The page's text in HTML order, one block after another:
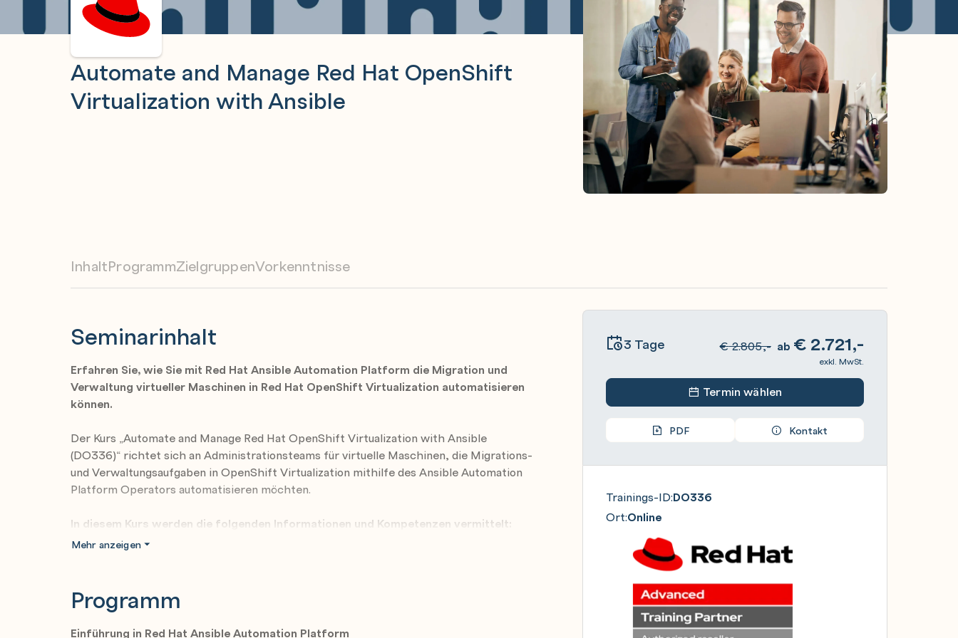
Automate and Manage Red Hat OpenShift
Virtualization with Ansible
InhaltProgrammZielgruppenVorkenntnisse
Seminarinhalt
Erfahren Sie, wie Sie mit Red Hat Ansible Automation Platform die Migration und
Verwaltung virtueller Maschinen in Red Hat OpenShift Virtualization automatisieren
können.
Der Kurs „Automate and Manage Red Hat OpenShift Virtualization with Ansible
(DO336)“ richtet sich an Administrationsteams für virtuelle Maschinen, die Migrations-
und Verwaltungsaufgaben in OpenShift Virtualization mithilfe des Ansible Automation
Platform Operators automatisieren möchten.
In diesem Kurs werden die folgenden Informationen und Kompetenzen vermittelt:
Eine Einführung in grundlegende Konzepte von Ansible und Ansible Automation
Private Automation Hub-Instanz in einem Cluster von Red Hat OpenShift
Strategien zur Migration virtueller Maschinen von anderen Hypervisoren zu
Mehr anzeigen
Programm
Einführung in Red Hat Ansible Automation Platform
3 Tage €2.805,- ab € 2.721,-
exkl. MwSt.
Termin wählen
PDF Kontakt
Trainings-ID:DO336
Ort:Online